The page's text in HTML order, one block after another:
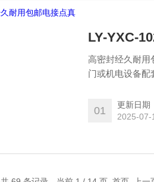
LY-YXC-
高密封经久耐用包邮电接点真空
门或机电设备配
01
更新日期
2025-07-